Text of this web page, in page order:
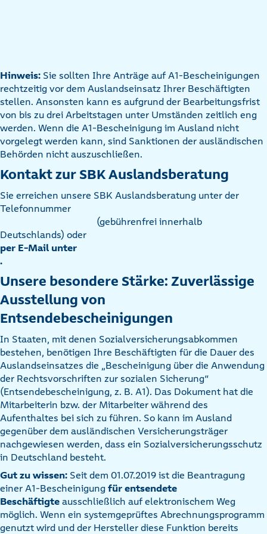
Hinweis: Sie sollten Ihre Anträge auf A1-Bescheinigungen
rechtzeitig vor dem Auslandseinsatz Ihrer Beschäftigten
stellen. Ansonsten kann es aufgrund der Bearbeitungsfrist
von bis zu drei Arbeitstagen unter Umständen zeitlich eng
werden. Wenn die A1-Bescheinigung im Ausland nicht
vorgelegt werden kann, sind Sanktionen der ausländischen
Behörden nicht auszuschließen.
Kontakt zur SBK Auslandsberatung
Sie erreichen unsere SBK Auslandsberatung unter der
Telefonnummer
(gebührenfrei innerhalb
Deutschlands) oder
per E-Mail unter
.
Unsere besondere Stärke: Zuverlässige
Ausstellung von
Entsendebescheinigungen
In Staaten, mit denen Sozialversicherungsabkommen
bestehen, benötigen Ihre Beschäftigten für die Dauer des
Auslandseinsatzes die „Bescheinigung über die Anwendung
der Rechtsvorschriften zur sozialen Sicherung“
(Entsendebescheinigung, z. B. A1). Das Dokument hat die
Mitarbeiterin bzw. der Mitarbeiter während des
Aufenthaltes bei sich zu führen. So kann im Ausland
gegenüber dem ausländischen Versicherungsträger
nachgewiesen werden, dass ein Sozialversicherungsschutz
in Deutschland besteht.
Gut zu wissen: Seit dem 01.07.2019 ist die Beantragung
einer A1-Bescheinigung für entsendete
Beschäftigte ausschließlich auf elektronischem Weg
möglich. Wenn ein systemgeprüftes Abrechnungsprogramm
genutzt wird und der Hersteller diese Funktion bereits